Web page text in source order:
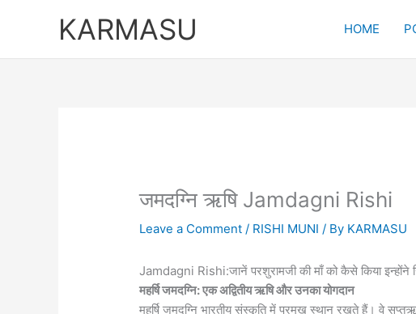
KARMASU HOME
जमदग्नि ऋषि Jamdagni Rishi
Leave a Comment / RISHI MUNI / By KARMASU
Jamdagni Rishi:जानें परशुरामजी की माँ को कैसे किया इन्होंने
महर्षि जमदग्नि: एक अद्वितीय ऋषि और उनका योगदान
महर्षि जमदग्नि भारतीय संस्कृति में प्रमुख स्थान रखते हैं। वे